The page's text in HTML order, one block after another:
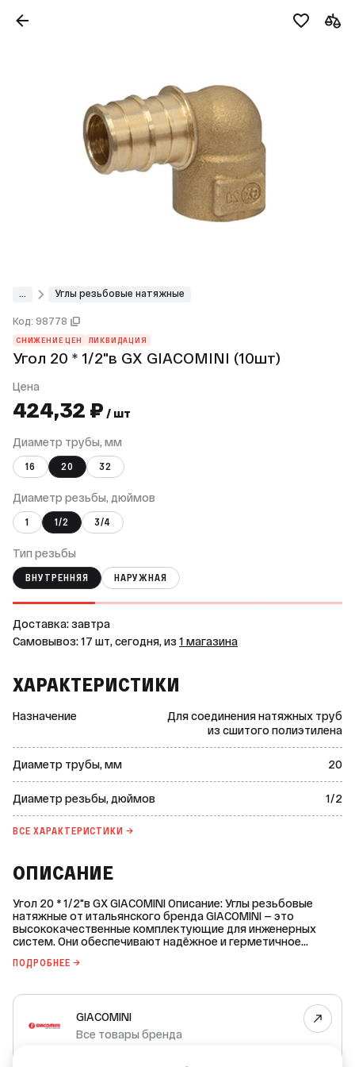
Углы резьбовые натяжные
Код: 98778
СНИЖЕНИЕ ЦЕН ЛИКВИДАЦИЯ
Угол 20 * 1/2"в GX GIACOMINI (10шт)
Цена
424,32 ₽ / шт
Диаметр трубы, мм
16 20 32
Диаметр резьбы, дюймов
1 1/2 3/4
Тип резьбы
ВНУТРЕННЯЯ НАРУЖНАЯ
Доставка: завтра
Самовывоз: 17 шт, сегодня, из 1 магазина
ХАРАКТЕРИСТИКИ
Назначение
Для соединения натяжных труб
из сшитого полиэтилена
Диаметр трубы, мм 20
Диаметр резьбы, дюймов 1/2
ВСЕ ХАРАКТЕРИСТИКИ →
ОПИСАНИЕ
Угол 20 * 1/2"в GX GIACOMINI Описание: Углы резьбовые
натяжные от итальянского бренда GIACOMINI — это
высококачественные комплектующие для инженерных
систем. Они обеспечивают надёжное и герметичное
горячего и холодного водоснабжения, а также систем
мм. * Диаметр резьбы: 1/2 дюйма. * Тип резьбы:
внутренняя. * Максимальная рабочая температура: +95 °C. *
Номинальное давление PN: 10 бар. * Материал: латунь
CW617N. * Покрытие: без покрытия. * Срок службы: 50 лет. *
Гарантия производителя: 2 года. Преимущества: * Высокое
качество материалов и изготовления. * Надёжность и
ПОДРОБНЕЕ →
GIACOMINI
Все товары бренда
ИТАЛИЯ — страна производства